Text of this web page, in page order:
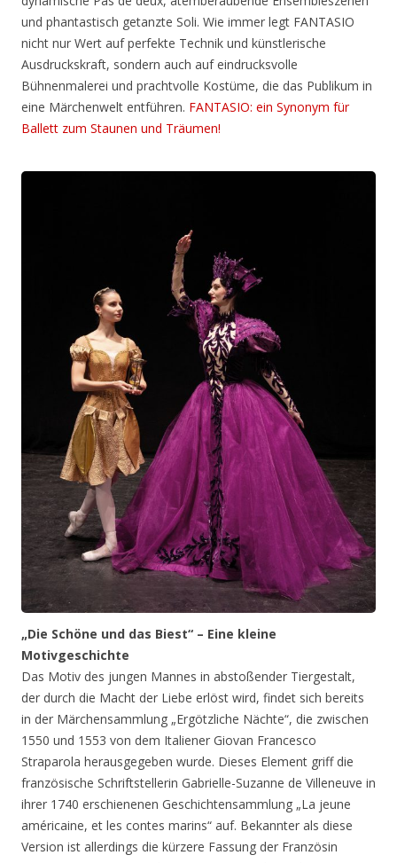
und phantastisch getanzte Soli. Wie immer legt FANTASIO
nicht nur Wert auf perfekte Technik und künstlerische
Ausdruckskraft, sondern auch auf eindrucksvolle
Bühnenmalerei und prachtvolle Kostüme, die das Publikum in
eine Märchenwelt entführen. FANTASIO: ein Synonym für
Ballett zum Staunen und Träumen!
„Die Schöne und das Biest“ – Eine kleine
Motivgeschichte
Das Motiv des jungen Mannes in abstoßender Tiergestalt,
der durch die Macht der Liebe erlöst wird, findet sich bereits
in der Märchensammlung „Ergötzliche Nächte“, die zwischen
1550 und 1553 von dem Italiener Giovan Francesco
Straparola herausgegeben wurde. Dieses Element griff die
französische Schriftstellerin Gabrielle-Suzanne de Villeneuve in
ihrer 1740 erschienenen Geschichtensammlung „La jeune
américaine, et les contes marins“ auf. Bekannter als diese
Version ist allerdings die kürzere Fassung der Französin